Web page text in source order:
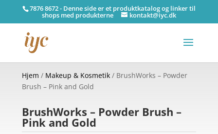
7876 8672 - Denne side er et produktkatalog og linker til
shops med produkterne kontakt@iyc.dk
Hjem / Makeup & Kosmetik/ BrushWorks – Powder
Brush – Pink and Gold
BrushWorks – Powder Brush –
Pink and Gold